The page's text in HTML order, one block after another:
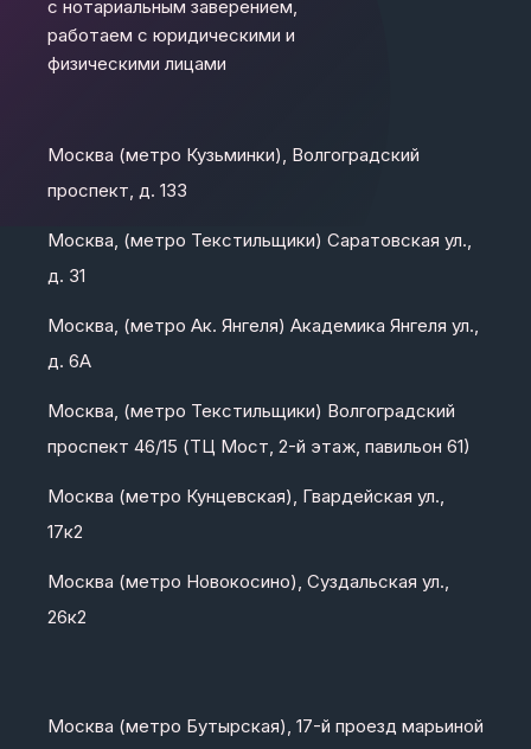
с нотариальным заверением,
работаем с юридическими и
физическими лицами
Москва (метро Кузьминки), Волгоградский
проспект, д. 133
Москва, (метро Текстильщики) Саратовская ул.,
д. 31
Москва, (метро Ак. Янгеля) Академика Янгеля ул.,
д. 6А
Москва, (метро Текстильщики) Волгоградский
проспект 46/15 (ТЦ Мост, 2-й этаж, павильон 61)
Москва (метро Кунцевская), Гвардейская ул.,
17к2
Москва (метро Новокосино), Суздальская ул.,
26к2
Москва (метро Бутырская), 17-й проезд марьиной